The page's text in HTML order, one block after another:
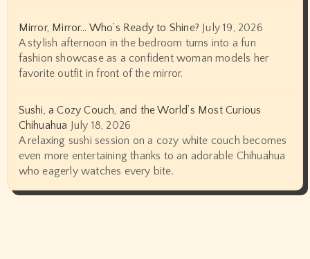
Mirror, Mirror… Who’s Ready to Shine? July 19, 2026
A stylish afternoon in the bedroom turns into a fun
fashion showcase as a confident woman models her
favorite outfit in front of the mirror.
Sushi, a Cozy Couch, and the World’s Most Curious
Chihuahua July 18, 2026
A relaxing sushi session on a cozy white couch becomes
even more entertaining thanks to an adorable Chihuahua
who eagerly watches every bite.